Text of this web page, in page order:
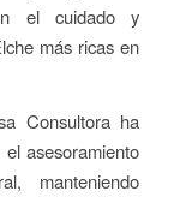
el cuidado y
más ricas en
Consultora ha
asesoramiento
manteniendo